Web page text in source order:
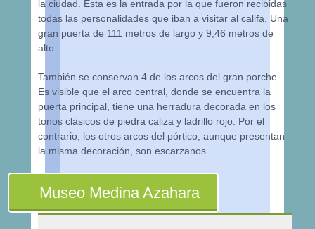
la ciudad. Esta es la entrada por la que fueron recibidas
todas las personalidades que iban a visitar al califa. Una
gran puerta de 111 metros de largo y 9,46 metros de
alto.
También se conservan 4 de los arcos del gran porche.
Es visible que el arco central, donde se encuentra la
puerta principal, tiene una herradura decorada en los
tonos clásicos de piedra caliza y ladrillo rojo. Por el
contrario, los otros arcos del pórtico, aunque presentan
la misma decoración, son escarzanos.
Museo Medina Azahara